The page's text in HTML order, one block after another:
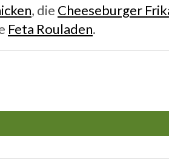
, die Cheeseburger
Feta Rouladen.